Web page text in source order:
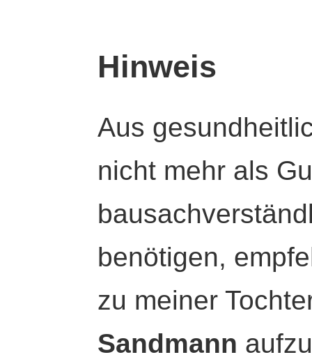
Hinweis
Aus
nicht mehr als
benötigen,
zu meiner
Sandmann